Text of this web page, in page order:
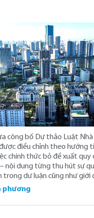
công bố Dự thảo Luật Nhà
điều chỉnh theo hướng
chính thức bỏ đề xuất quy
nội dung từng thu hút sự
trong dư luận cũng như giới
phương